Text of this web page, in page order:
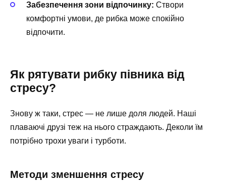
Забезпечення зони відпочинку: Створи
комфортні умови, де рибка може спокійно
відпочити.
Як рятувати рибку півника від
стресу?
Знову ж таки, стрес — не лише доля людей. Наші
плаваючі друзі теж на нього страждають. Деколи їм
потрібно трохи уваги і турботи.
Методи зменшення стресу